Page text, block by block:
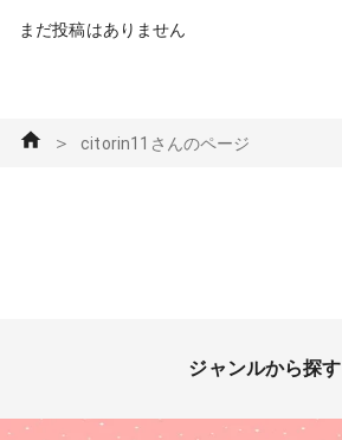
まだ投稿はありません
＞ citorin11さんのページ
ジャンルから探す